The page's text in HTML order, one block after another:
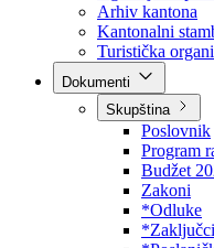
BPK šume
RTV
Agencija za
Arhiv kantona
Kantonalni
Turistička
Skupština
Poslovnik
Program
Budžet